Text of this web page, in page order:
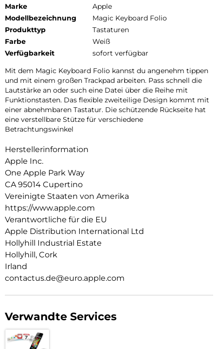
Marke
Apple
Modellbezeichnung
Magic Keyboard Folio
Produkttyp
Tastaturen
Farbe
Weiß
Verfügbarkeit
sofort verfügbar
Mit dem Magic Keyboard Folio kannst du angenehm tippen
und mit einem großen Trackpad arbeiten. Pass schnell die
Lautstärke an oder such eine Datei über die Reihe mit
Funktionstasten. Das flexible zweiteilige Design kommt mit
einer abnehmbaren Tastatur. Die schützende Rückseite hat
eine verstellbare Stütze für verschiedene
Betrachtungswinkel
Herstellerinformation
Apple Inc.
One Apple Park Way
CA 95014 Cupertino
Vereinigte Staaten von Amerika
https://www.apple.com
Verantwortliche für die EU
Apple Distribution International Ltd
Hollyhill Industrial Estate
Hollyhill, Cork
Irland
contactus.de@euro.apple.com
Verwandte Services